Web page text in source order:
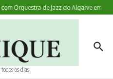
Orquestra de Jazz do Algarve em
os dias